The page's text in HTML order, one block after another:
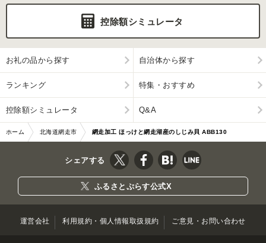
控除額シミュレータ
お礼の品から探す 自治体から探す
ランキング 特集・おすすめ
控除額シミュレータ Q&A
ホーム 北海道網走市 網走加工 ほっけと網走湖産のしじみ貝 ABB130
シェアする
ふるさとぷらす公式X
運営会社 利用規約・個人情報取扱規約 ご意見・お問い合わせ